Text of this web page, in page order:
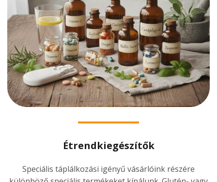
Étrendkiegészítők
Speciális táplálkozási igényű vásárlóink részére